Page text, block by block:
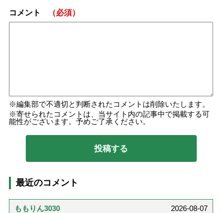
コメント （必須）
編集部で不適切と判断されたコメントは削除いたします。
寄せられたコメントは、当サイト内の記事中で掲載する可
能性がございます。予めご了承ください。
最近のコメント
ももりん3030
2026-08-07